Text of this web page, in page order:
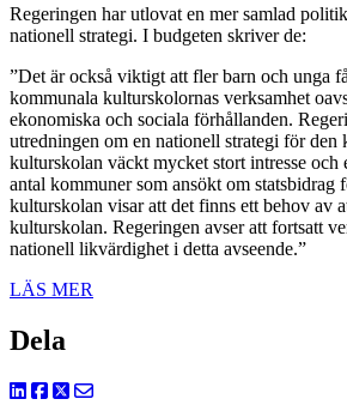
Regeringen har utlovat en mer samlad
nationell strategi. I budgeten skriver de:
”Det är också viktigt att fler barn och unga
kommunala kulturskolornas verksamhet
ekonomiska och sociala förhållanden.
utredningen om en nationell strategi för den
kulturskolan väckt mycket stort intresse och
antal kommuner som ansökt om statsbidrag
kulturskolan visar att det finns ett behov av
kulturskolan. Regeringen avser att fortsatt
nationell likvärdighet i detta avseende.”
LÄS MER
Dela